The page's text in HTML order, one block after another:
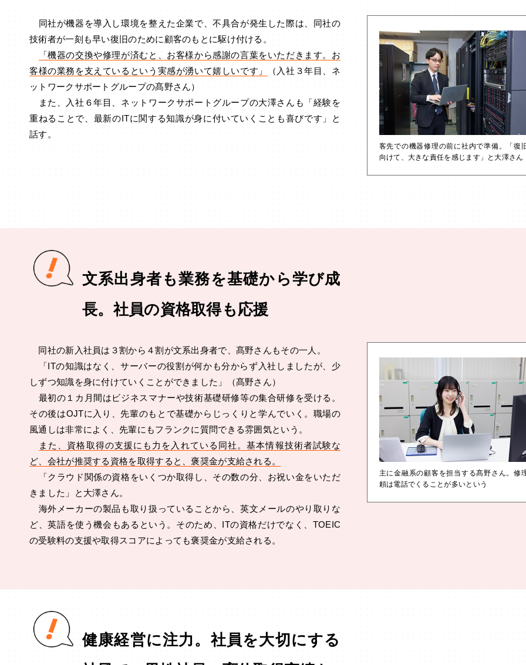
同社が機器を導入し環境を整えた企業で、不具合が発生した際は、同社の
技術者が一刻も早い復旧のために顧客のもとに駆け付ける。
「機器の交換や修理が済むと、お客様から感謝の言葉をいただきます。お
客様の業務を支えているという実感が湧いて嬉しいです」
（入社３年目、ネ
ットワークサポートグループの髙野さん）
また、入社６年目、ネットワークサポートグループの大澤さんも「経験を
重ねることで、最新のITに関する知識が身に付いていくことも喜びです」と
話す。
客先での機器修理の前に社内で準備。「復
向けて、大きな責任を感じます」と大澤さん
文系出身者も業務を基礎から学び成
長。社員の資格取得も応援
同社の新入社員は３割から４割が文系出身者で、髙野さんもその一人。
「ITの知識はなく、サーバーの役割が何かも分からず入社しましたが、少
しずつ知識を身に付けていくことができました」（髙野さん）
最初の１カ月間はビジネスマナーや技術基礎研修等の集合研修を受ける。
その後はOJTに入り、先輩のもとで基礎からじっくりと学んでいく。職場の
風通しは非常によく、先輩にもフランクに質問できる雰囲気という。
また、資格取得の支援にも力を入れている同社。基本情報技術者試験な
ど、会社が推奨する資格を取得すると、褒奨金が支給される。
「クラウド関係の資格をいくつか取得し、その数の分、お祝い金をいただ
きました」と大澤さん。
海外メーカーの製品も取り扱っていることから、英文メールのやり取りな
ど、英語を使う機会もあるという。そのため、ITの資格だけでなく、TOEIC
の受験料の支援や取得スコアによっても褒奨金が支給される。
主に金融系の顧客を担当する髙野さん。修
頼は電話でくることが多いという
健康経営に注力。社員を大切にする